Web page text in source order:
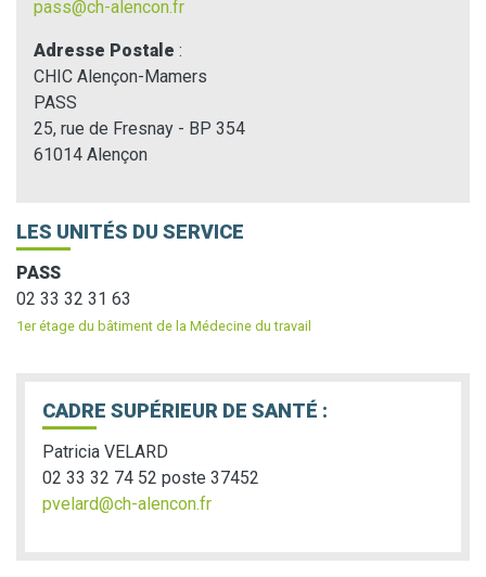
pass@ch-alencon.fr
Adresse Postale :
CHIC Alençon-Mamers
PASS
25, rue de Fresnay - BP 354
61014 Alençon
LES UNITÉS DU SERVICE
PASS
02 33 32 31 63
1er étage du bâtiment de la Médecine du travail
CADRE SUPÉRIEUR DE SANTÉ :
Patricia VELARD
02 33 32 74 52 poste 37452
pvelard@ch-alencon.fr